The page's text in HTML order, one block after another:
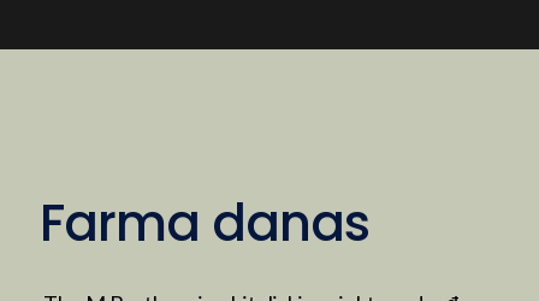
Farma danas